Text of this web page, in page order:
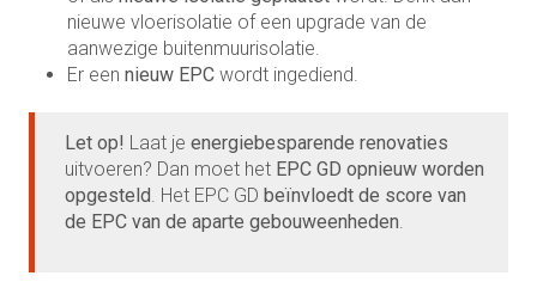
nieuwe vloerisolatie of een upgrade van de
aanwezige buitenmuurisolatie.
Er een nieuw EPC wordt ingediend.
Let op! Laat je energiebesparende renovaties
uitvoeren? Dan moet het EPC GD opnieuw worden
opgesteld . Het EPC GD beïnvloedt de score van
de EPC van de aparte gebouweenheden